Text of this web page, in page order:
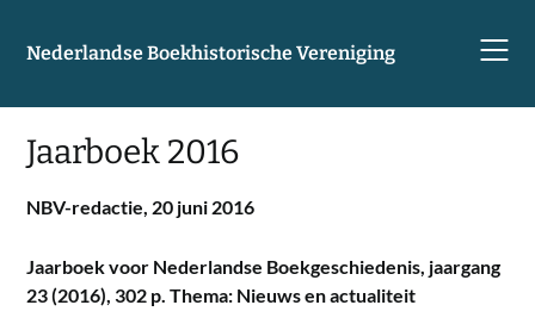
Nederlandse Boekhistorische Vereniging
Jaarboek 2016
NBV-redactie, 20 juni 2016
Jaarboek voor Nederlandse Boekgeschiedenis, jaargang
23 (2016), 302 p. Thema: Nieuws en actualiteit